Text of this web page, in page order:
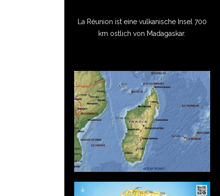
La Réunion ist eine vulkanische Insel 700
km ostlich von Madagaskar.